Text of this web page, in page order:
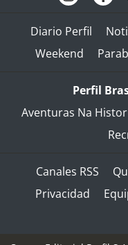
Diario Perfil
Weekend
Perfil
Aventuras Na
Canales RSS
Privacidad